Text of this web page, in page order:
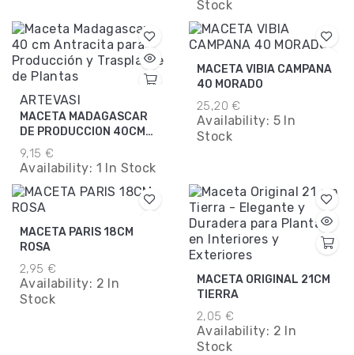
Stock
ARTEVASI
MACETA MADAGASCAR
DE PRODUCCION 40CM
ANTRACITA
9,15 €
Availability: 1 In Stock
MACETA VIBIA CAMPANA
40 MORADO
25,20 €
Availability: 5 In
Stock
MACETA PARIS 18CM
ROSA
2,95 €
Availability: 2 In
Stock
MACETA ORIGINAL 21CM
TIERRA
2,05 €
Availability: 2 In
Stock